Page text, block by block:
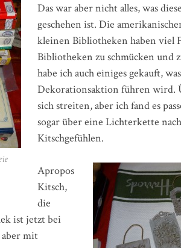
Das war aber nicht alles, was
geschehen ist. Die
kleinen Bibliotheken haben viel
Bibliotheken zu schmücken und
habe ich auch einiges gekauft,
Dekorationsaktion führen wird.
sich streiten, aber ich fand es
sogar über eine Lichterkette
Kitschgefühlen.
Apropos
Kitsch,
die
ist jetzt bei
mit